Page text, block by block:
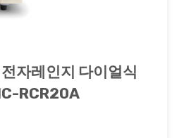
자레인지 다이얼식
RCR20A